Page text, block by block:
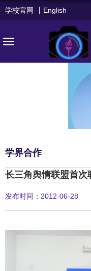
学校官网 English
学界合作
长三角舆情联盟首
发布时间：2012-06-28